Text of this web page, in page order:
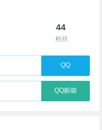
44
粉丝
QQ
QQ邮箱